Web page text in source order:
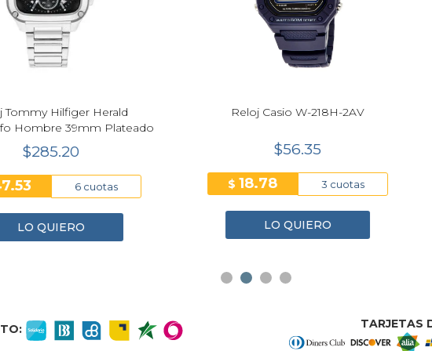
18.78
Reloj Certina DS-8 Gent
64.30
TARJETAS